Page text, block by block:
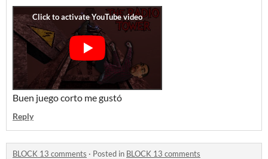
Buen juego corto me gustó
Reply
BLOCK 13 comments · Posted in BLOCK 13 comments